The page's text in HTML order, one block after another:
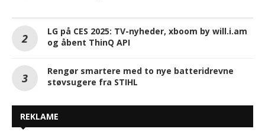
LG på CES 2025: TV-nyheder, xboom by will.i.am
og åbent ThinQ API
Rengør smartere med to nye batteridrevne
støvsugere fra STIHL
REKLAME